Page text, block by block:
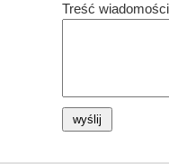
Treść